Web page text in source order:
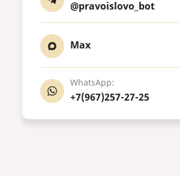
@pravoislovo_bot
Max
WhatsApp:
+7(967)257-27-25